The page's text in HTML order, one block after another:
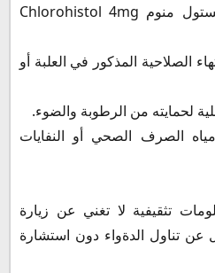
يحفظ ويخزن دواء كلوروهيستول منوم Chlorohistol 4mg
الصلاحية المذكور في العلبة أو
لحمايته من الرطوبة والضوء.
الصرف الصحي أو النفايات
تثقيفية لا تغني عن زيارة
تناول الدةواء دون استشارة